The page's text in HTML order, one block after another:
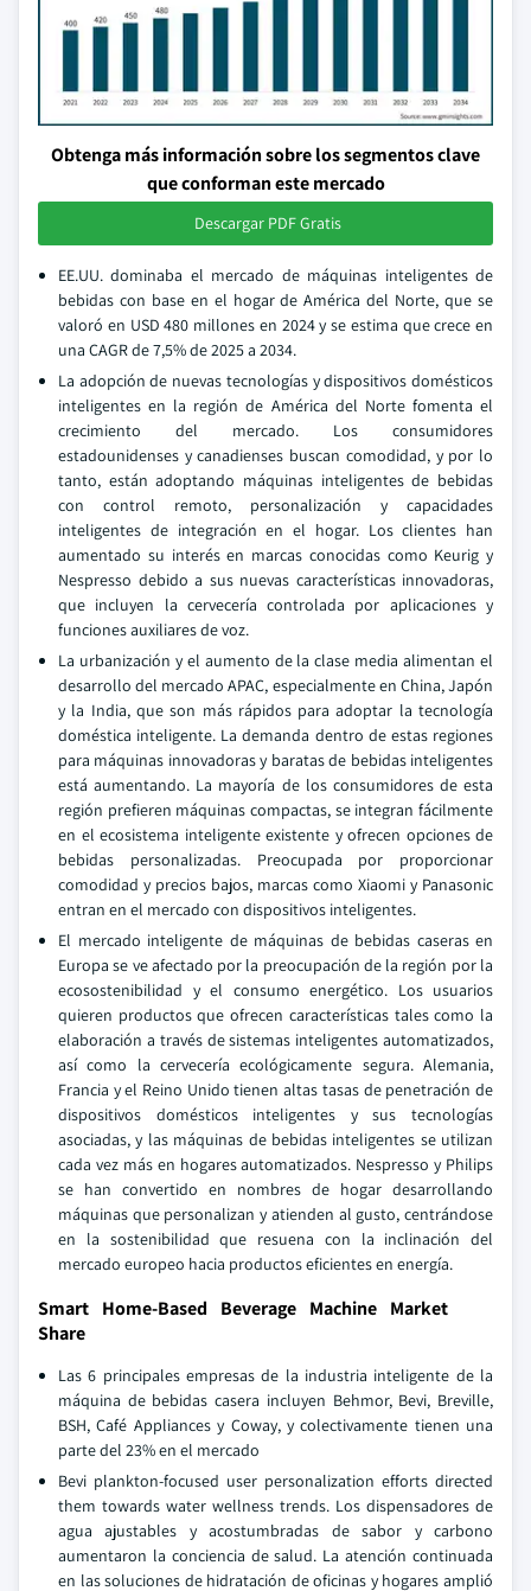
Obtenga más información sobre los segmentos clave
que conforman este mercado
Descargar PDF Gratis
EE.UU. dominaba el mercado de máquinas inteligentes de
bebidas con base en el hogar de América del Norte, que se
valoró en USD 480 millones en 2024 y se estima que crece en
una CAGR de 7,5% de 2025 a 2034.
La adopción de nuevas tecnologías y dispositivos domésticos
inteligentes en la región de América del Norte fomenta el
crecimiento del mercado. Los consumidores
estadounidenses y canadienses buscan comodidad, y por lo
tanto, están adoptando máquinas inteligentes de bebidas
con control remoto, personalización y capacidades
inteligentes de integración en el hogar. Los clientes han
aumentado su interés en marcas conocidas como Keurig y
Nespresso debido a sus nuevas características innovadoras,
que incluyen la cervecería controlada por aplicaciones y
funciones auxiliares de voz.
La urbanización y el aumento de la clase media alimentan el
desarrollo del mercado APAC, especialmente en China, Japón
y la India, que son más rápidos para adoptar la tecnología
doméstica inteligente. La demanda dentro de estas regiones
para máquinas innovadoras y baratas de bebidas inteligentes
está aumentando. La mayoría de los consumidores de esta
región prefieren máquinas compactas, se integran fácilmente
en el ecosistema inteligente existente y ofrecen opciones de
bebidas personalizadas. Preocupada por proporcionar
comodidad y precios bajos, marcas como Xiaomi y Panasonic
entran en el mercado con dispositivos inteligentes.
El mercado inteligente de máquinas de bebidas caseras en
Europa se ve afectado por la preocupación de la región por la
ecosostenibilidad y el consumo energético. Los usuarios
quieren productos que ofrecen características tales como la
elaboración a través de sistemas inteligentes automatizados,
así como la cervecería ecológicamente segura. Alemania,
Francia y el Reino Unido tienen altas tasas de penetración de
dispositivos domésticos inteligentes y sus tecnologías
asociadas, y las máquinas de bebidas inteligentes se utilizan
cada vez más en hogares automatizados. Nespresso y Philips
se han convertido en nombres de hogar desarrollando
máquinas que personalizan y atienden al gusto, centrándose
en la sostenibilidad que resuena con la inclinación del
mercado europeo hacia productos eficientes en energía.
Smart Home-Based Beverage Machine Market
Share
Las 6 principales empresas de la industria inteligente de la
máquina de bebidas casera incluyen Behmor, Bevi, Breville,
BSH, Café Appliances y Coway, y colectivamente tienen una
parte del 23% en el mercado
Bevi plankton-focused user personalization efforts directed
them towards water wellness trends. Los dispensadores de
agua ajustables y acostumbradas de sabor y carbono
aumentaron la conciencia de salud. La atención continuada
en las soluciones de hidratación de oficinas y hogares amplió